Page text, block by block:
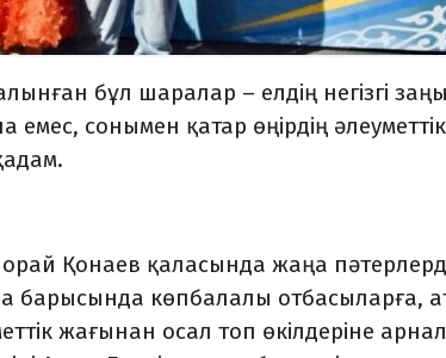
бұл ша­ралар – елдің негізгі
емес, сонымен қатар өңірдің
Қонаев қа­ласында жаңа
барысында көпбалалы отбасыларға,
жағынан осал топ өкілдеріне